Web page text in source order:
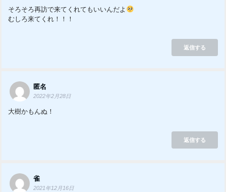
そろそろ再訪で来てくれてもいいんだよ
むしろ来てくれ！！！
返信する
匿名
2022年2月28日
大樹かもんぬ！
返信する
雀
2021年12月16日